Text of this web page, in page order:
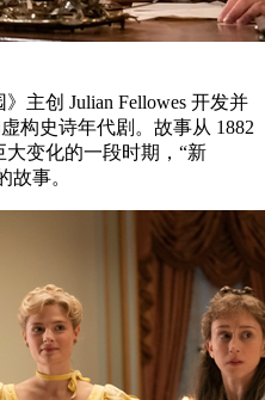
创 Julian Fellowes 开发并
构史诗年代剧。故事从 1882
变化的一段时期，“新
故事。